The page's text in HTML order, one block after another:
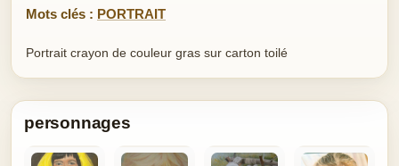
Mots clés : PORTRAIT
Portrait crayon de couleur gras sur carton toilé
personnages